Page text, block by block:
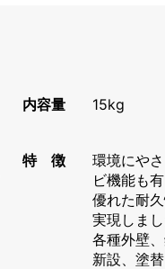
内容量 15kg
特 徴
環境にや
ビ機能も
優れた耐
実現しまし
各種外壁
新設、塗